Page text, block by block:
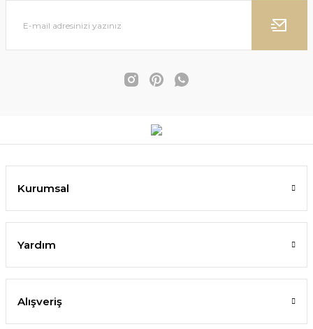
Kurumsal
Yardım
Alışveriş